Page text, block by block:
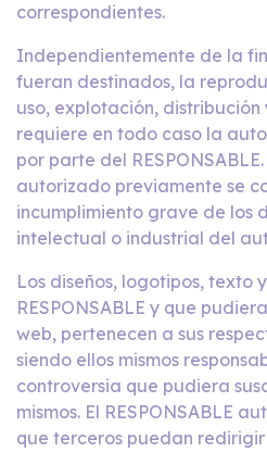
correspondientes.
Independientemente de la
fueran destinados, la
uso, explotación,
requiere en todo caso la
por parte del
autorizado previamente se
incumplimiento grave de los
intelectual o industrial del
Los diseños, logotipos, texto
RESPONSABLE y que
web, pertenecen a sus
siendo ellos mismos
controversia que pudiera
mismos. El RESPONSABLE
que terceros puedan